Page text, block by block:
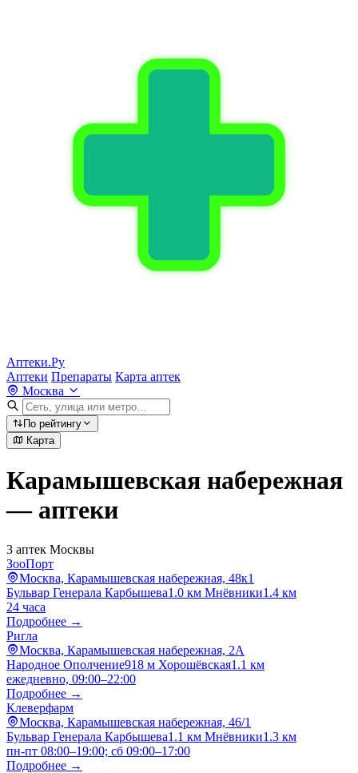
Аптеки.Ру
Аптеки Препараты Карта аптек
Москва
По рейтингу
Карта
Карамышевская набережная
— аптеки
3 аптек Москвы
ЗооПорт
Москва, Карамышевская набережная, 48к1
Бульвар Генерала Карбышева1.0 км Мнёвники1.4 км
24 часа
Подробнее →
Ригла
Москва, Карамышевская набережная, 2А
Народное Ополчение918 м Хорошёвская1.1 км
ежедневно, 09:00–22:00
Подробнее →
Клеверфарм
Москва, Карамышевская набережная, 46/1
Бульвар Генерала Карбышева1.1 км Мнёвники1.3 км
пн-пт 08:00–19:00; сб 09:00–17:00
Подробнее →